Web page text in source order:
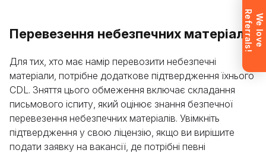
Перевезення небезпечних матеріалів
Для тих, хто має намір перевозити небезпечні
матеріали, потрібне додаткове підтвердження їхнього
CDL. Зняття цього обмеження включає складання
письмового іспиту, який оцінює знання безпечної
перевезення небезпечних матеріалів. Увімкніть
підтвердження у свою ліцензію, якщо ви вирішите
подати заявку на вакансії, де потрібні певні
зв’яжемося з вами, щоб відповісти
на всі запитання.
і одразу отримайте доступ (після
підтвердження пошти).
Ознайомтесь
W
e
l
o
v
e
Re
f
e
r
r
a
l
s
!